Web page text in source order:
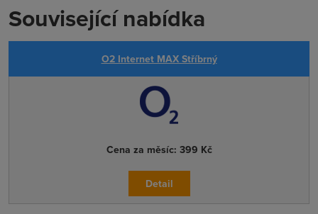
Související nabídka
O2 Internet MAX Stříbrný
Cena za měsíc: 399 Kč
Detail